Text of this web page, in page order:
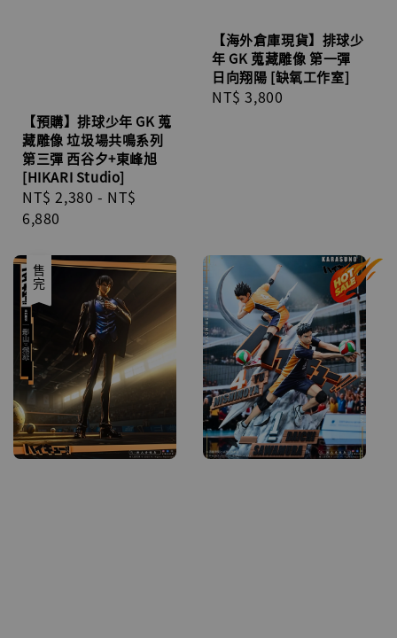
【預購】排球少年 GK 蒐
藏雕像 垃圾場共鳴系列
第三彈 西谷夕+東峰旭
[HIKARI Studio]
Regular
price
NT$ 2,380 - NT$
6,880
【海外倉庫現貨】排球少
年 GK 蒐藏雕像 第一彈
日向翔陽 [缺氧工作室]
Regular
NT$ 3,800
售完